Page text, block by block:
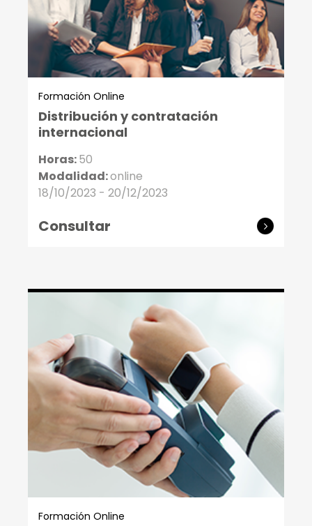
Formación Online
Distribución y contratación
internacional
Horas:50
Modalidad:online
18/10/2023 - 20/12/2023
Consultar
Formación Online